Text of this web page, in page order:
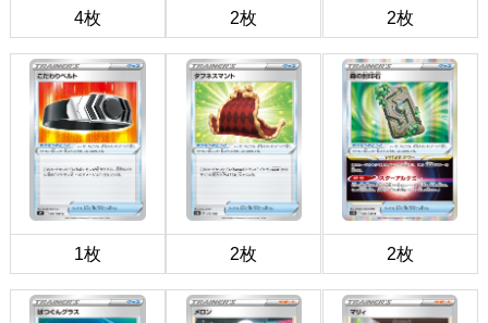
4枚 2枚 2枚
1枚 2枚 2枚